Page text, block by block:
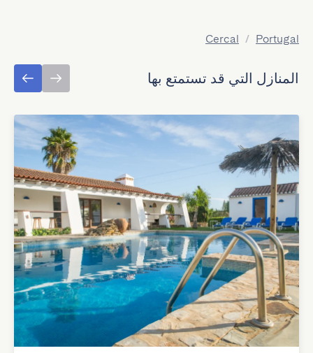
Portugal
/
Cercal
المنازل التي قد تستمتع بها